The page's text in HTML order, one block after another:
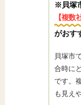
※貝塚
【複数
がおす
貝塚市
合時に
です。
も見え